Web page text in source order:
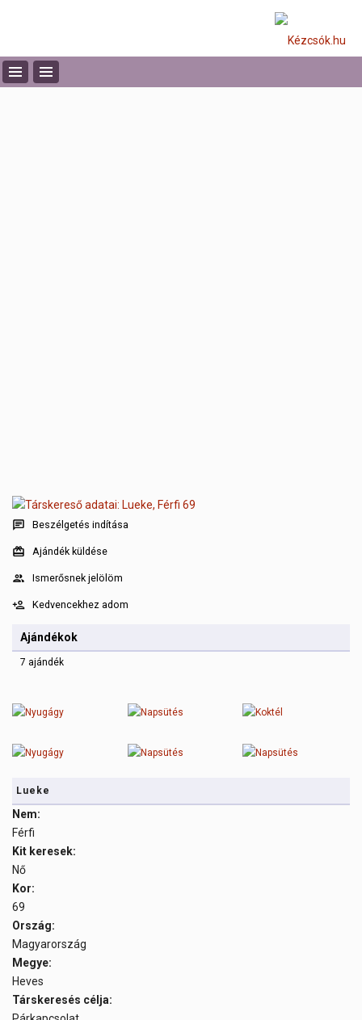
Beszélgetés indítása
Ajándék küldése
Ismerősnek jelölöm
Kedvencekhez adom
Ajándékok
7 ajándék
Lueke
Nem:
Férfi
Kit keresek:
Nő
Kor:
69
Ország:
Magyarország
Megye:
Heves
Társkeresés célja: